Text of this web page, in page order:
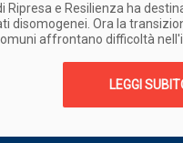
Ripresa e Resilienza ha
disomogenei. Ora la
affrontano difficoltà
LEGGI